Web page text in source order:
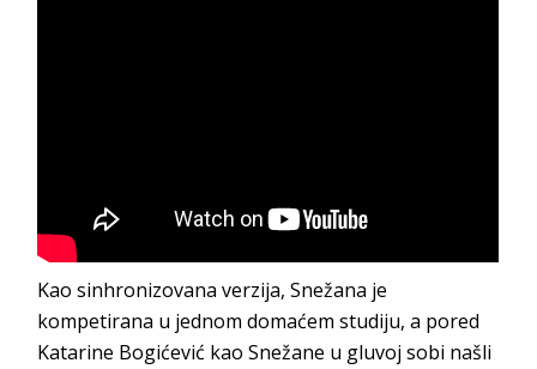
Kao sinhronizovana verzija, Snežana je
kompetirana u jednom domaćem studiju, a pored
Katarine Bogićević kao Snežane u gluvoj sobi našli